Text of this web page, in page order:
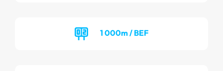
1 000m / BEF